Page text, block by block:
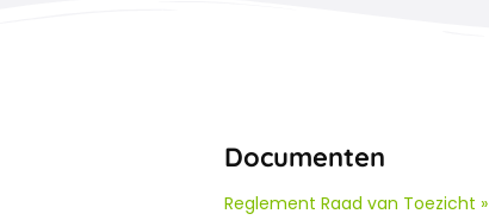
Documenten
Reglement Raad van Toezicht »